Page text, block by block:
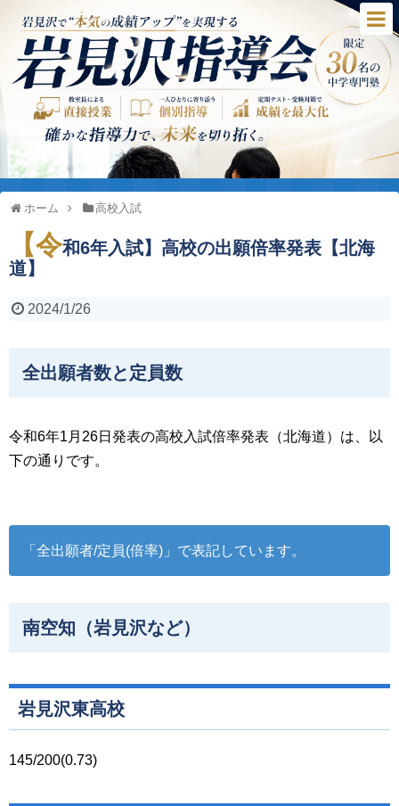
ホーム 高校入試
【令和6年入試】高校の出願倍率発表【北海
道】
2024/1/26
全出願者数と定員数
令和6年1月26日発表の高校入試倍率発表（北海道）は、以
下の通りです。
「全出願者/定員(倍率)」で表記しています。
南空知（岩見沢など）
岩見沢東高校
145/200(0.73)